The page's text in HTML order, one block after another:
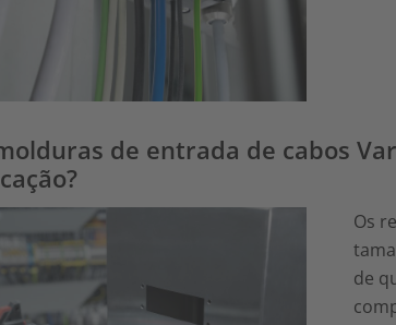
de entrada de cabos
Os
de